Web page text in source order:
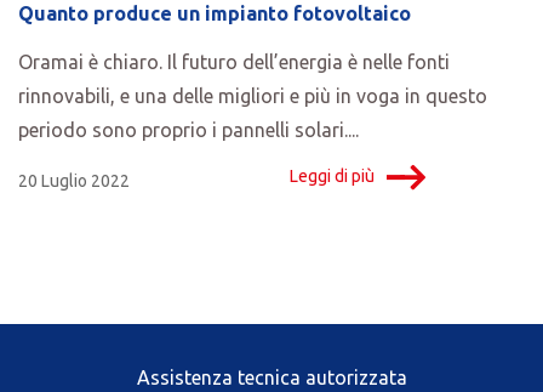
Quanto produce un impianto fotovoltaico
Oramai è chiaro. Il futuro dell’energia è nelle fonti
rinnovabili, e una delle migliori e più in voga in questo
periodo sono proprio i pannelli solari....
20 Luglio 2022 Leggi di più
Assistenza tecnica autorizzata